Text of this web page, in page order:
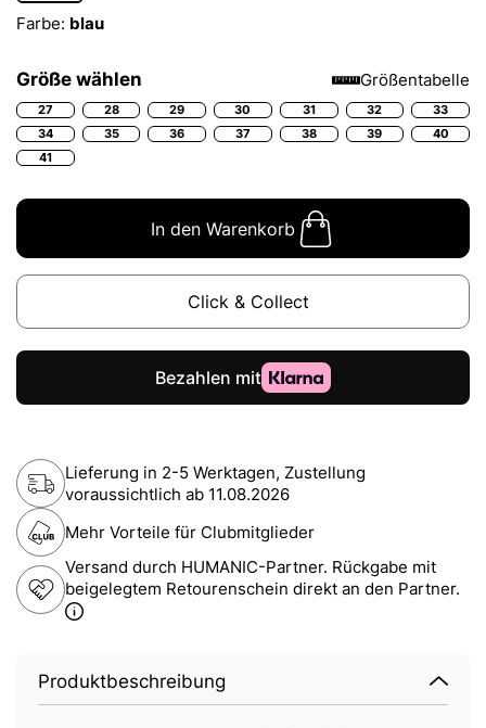
Farbe: blau
Größe wählen Größentabelle
27 28 29 30 31 32
33
34
35 36 37 38 39
40
41
In den Warenkorb
Click & Collect
Lieferung in 2-5 Werktagen, Zustellung
voraussichtlich ab 11.08.2026
Mehr Vorteile für Clubmitglieder
Versand durch HUMANIC-Partner. Rückgabe mit
beigelegtem Retourenschein direkt an den Partner.
Produktbeschreibung